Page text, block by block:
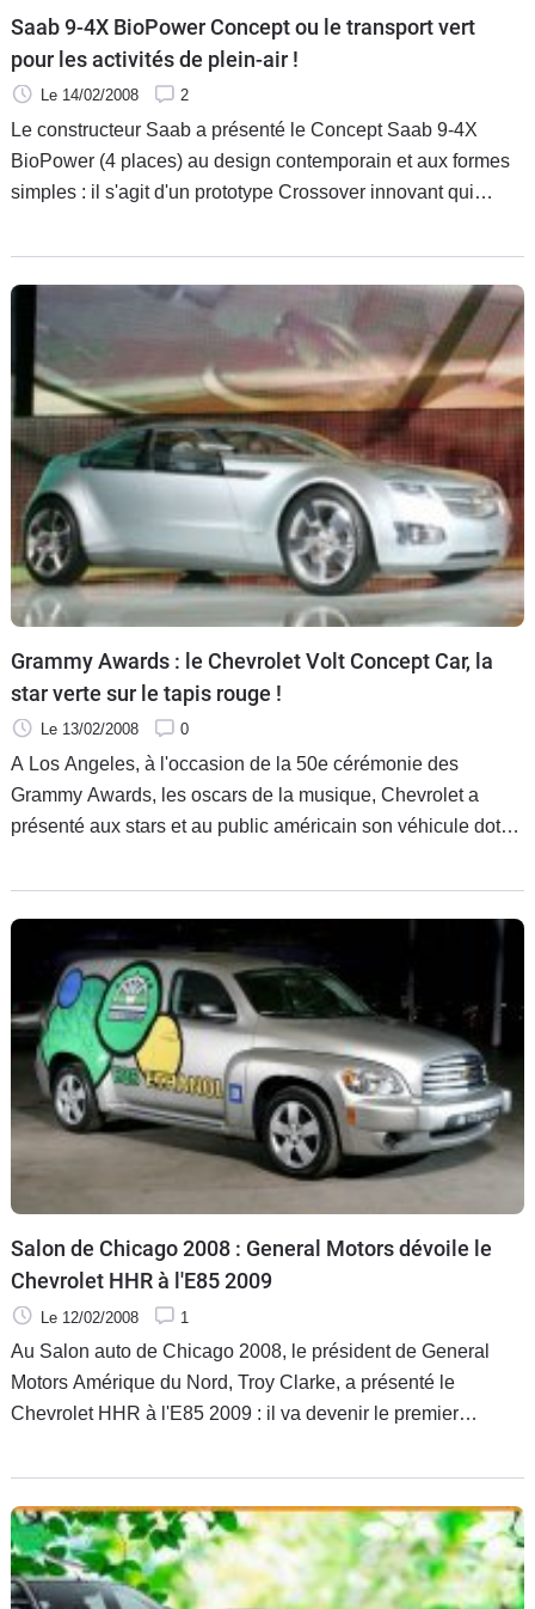
Saab 9-4X BioPower Concept ou le transport vert
pour les activités de plein-air !
Le 14/02/2008 2
Le constructeur Saab a présenté le Concept Saab 9-4X
BioPower (4 places) au design contemporain et aux formes
simples : il s'agit d'un prototype Crossover innovant qui
ce segment. Il a
Grammy Awards : le Chevrolet Volt Concept Car, la
star verte sur le tapis rouge !
Le 13/02/2008 0
A Los Angeles, à l'occasion de la 50e cérémonie des
Grammy Awards, les oscars de la musique, Chevrolet a
présenté aux stars et au public américain son véhicule doté
fonctionnant à l'E85
Salon de Chicago 2008 : General Motors dévoile le
Chevrolet HHR à l'E85 2009
Le 12/02/2008 1
Au Salon auto de Chicago 2008, le président de General
Motors Amérique du Nord, Troy Clarke, a présenté le
Chevrolet HHR à l'E85 2009 : il va devenir le premier
cylindres de la gamme